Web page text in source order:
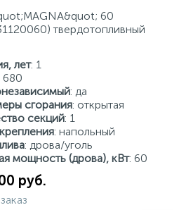
60
твердотопливный
лет: 1
680
: да
сгорания: открытая
секций: 1
: напольный
: дрова/уголь
мощность (дрова), кВт: 60
руб.